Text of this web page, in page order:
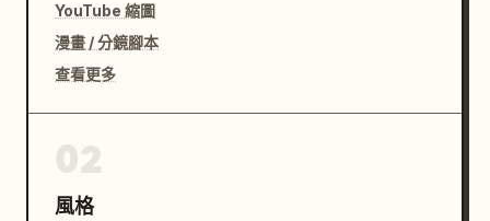
YouTube 縮圖
漫畫 / 分鏡腳本
查看更多
風格